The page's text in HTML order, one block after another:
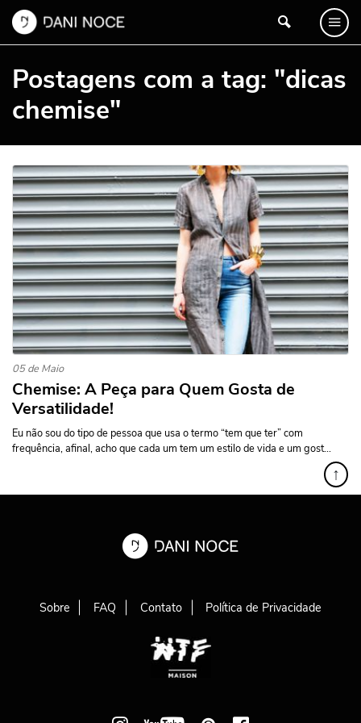
Postagens com a tag: "dicas
chemise"
05 de Maio
Chemise: A Peça para Quem Gosta de
Versatilidade!
Eu não sou do tipo de pessoa que usa o termo “tem que ter” com
frequência, afinal, acho que cada um tem um estilo de vida e um gost...
↑
Sobre FAQ Contato Política de Privacidade